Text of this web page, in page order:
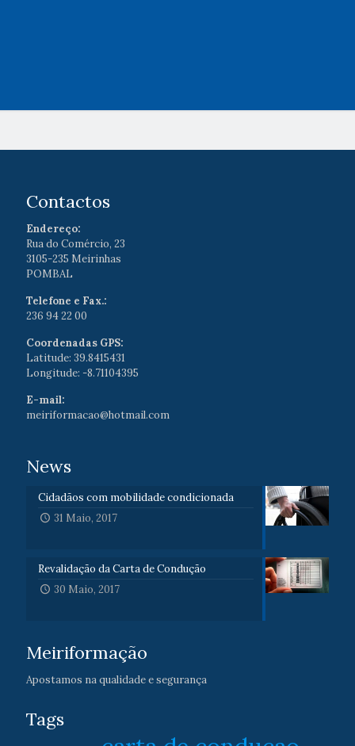
Contactos
Endereço:
Rua do Comércio, 23
3105-235 Meirinhas
POMBAL
Telefone e Fax.:
236 94 22 00
Coordenadas GPS:
Latitude: 39.8415431
Longitude: -8.71104395
E-mail:
meiriformacao@hotmail.com
News
Cidadãos com mobilidade condicionada
31 Maio, 2017
Revalidação da Carta de Condução
30 Maio, 2017
Meiriformação
Apostamos na qualidade e segurança
Tags